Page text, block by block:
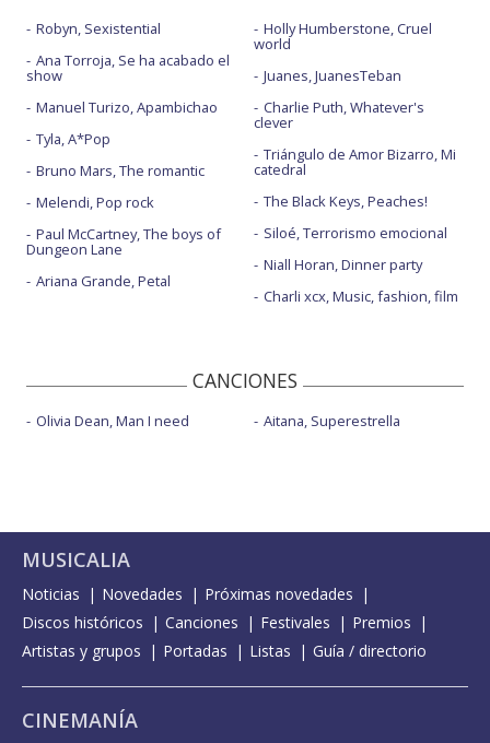
Robyn, Sexistential
Ana Torroja, Se ha acabado el
show
Manuel Turizo, Apambichao
Tyla, A*Pop
Bruno Mars, The romantic
Melendi, Pop rock
Paul McCartney, The boys of
Dungeon Lane
Ariana Grande, Petal
Holly Humberstone, Cruel
world
Juanes, JuanesTeban
Charlie Puth, Whatever's
clever
Triángulo de Amor Bizarro, Mi
catedral
The Black Keys, Peaches!
Siloé, Terrorismo emocional
Niall Horan, Dinner party
Charli xcx, Music, fashion, film
CANCIONES
Olivia Dean, Man I need Aitana, Superestrella
MUSICALIA
Noticias Novedades
Próximas novedades
Discos históricos
Canciones Festivales
Premios
Artistas y grupos
Portadas Listas Guía / directorio
CINEMANÍA